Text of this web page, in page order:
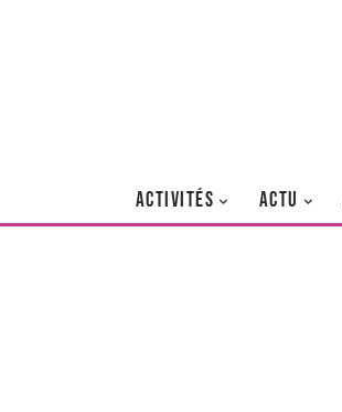
ACTIVITÉS ACTU